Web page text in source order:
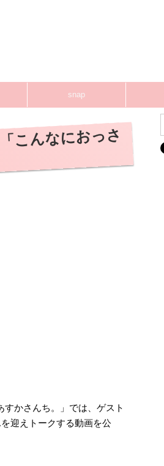
snap
こんなにおっさ
すかさんち。」では、ゲスト
迎えトークする動画を公